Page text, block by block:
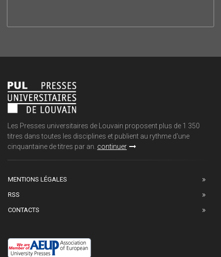
Les Presses universitaires de Louvain proposent plus de 1 350
titres dans toutes les disciplines et publient au rythme d'une
cinquantaine de titres par an. continuer
MENTIONS LÉGALES
RSS
CONTACTS